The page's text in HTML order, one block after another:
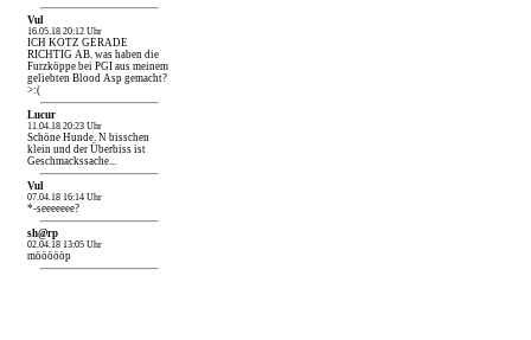
Vul
16.05.18 20:12 Uhr
ICH KOTZ GERADE
RICHTIG AB. was haben die
Furzköppe bei PGI aus meinem
geliebten Blood Asp gemacht?
>:(
Lucur
11.04.18 20:23 Uhr
Schöne Hunde. N bisschen
klein und der Überbiss ist
Geschmackssache...
Vul
07.04.18 16:14 Uhr
*-seeeeeee?
sh@rp
02.04.18 13:05 Uhr
möööööp